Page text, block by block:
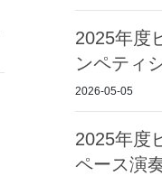
2025年度
ンペティ
2026-05-05
2025年度
ペース演